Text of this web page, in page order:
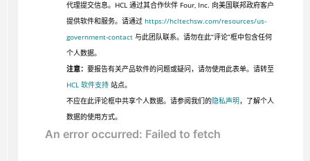
代理提交信息。HCL 通过其合作伙伴 Four, Inc. 向美国联邦政府客户
提供软件和服务。请通过 https://hcltechsw.com/resources/us-
government-contact与此团队联系。请勿在此“评论”框中包含任何
个人数据。
注意： 要报告有关产品软件的问题或疑问，请勿使用此表单。请转至
HCL 软件支持站点。
不应在此评论框中共享个人数据。请参阅我们的隐私声明，了解个人
数据的使用方式。